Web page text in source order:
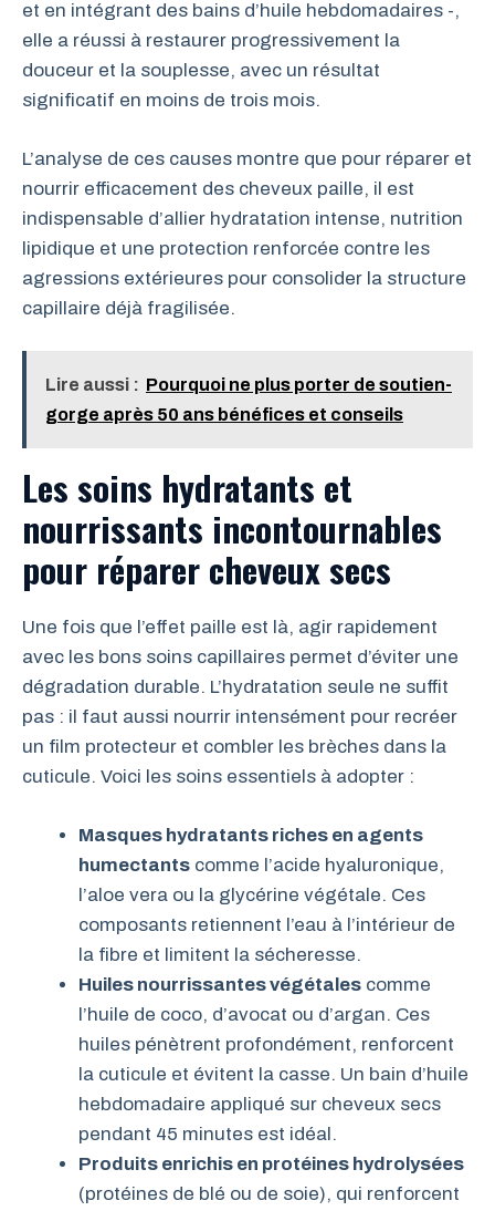
et en intégrant des bains d’huile hebdomadaires -,
elle a réussi à restaurer progressivement la
douceur et la souplesse, avec un résultat
significatif en moins de trois mois.
L’analyse de ces causes montre que pour réparer et
nourrir efficacement des cheveux paille, il est
indispensable d’allier hydratation intense, nutrition
lipidique et une protection renforcée contre les
agressions extérieures pour consolider la structure
capillaire déjà fragilisée.
Lire aussi : Pourquoi ne plus porter de soutien-
gorge après 50 ans bénéfices et conseils
Les soins hydratants et
nourrissants incontournables
pour réparer cheveux secs
Une fois que l’effet paille est là, agir rapidement
avec les bons soins capillaires permet d’éviter une
dégradation durable. L’hydratation seule ne suffit
pas : il faut aussi nourrir intensément pour recréer
un film protecteur et combler les brèches dans la
cuticule. Voici les soins essentiels à adopter :
Masques hydratants riches en agents
humectants comme l’acide hyaluronique,
l’aloe vera ou la glycérine végétale. Ces
composants retiennent l’eau à l’intérieur de
la fibre et limitent la sécheresse.
Huiles nourrissantes végétales comme
l’huile de coco, d’avocat ou d’argan. Ces
huiles pénètrent profondément, renforcent
la cuticule et évitent la casse. Un bain d’huile
hebdomadaire appliqué sur cheveux secs
pendant 45 minutes est idéal.
Produits enrichis en protéines hydrolysées
(protéines de blé ou de soie), qui renforcent